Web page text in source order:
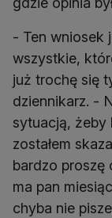
- Ten wniosek
wszystkie,
już trochę się
dziennikarz. -
sytuacją, żeby
zostałem
bardzo proszę
ma pan
chyba nie